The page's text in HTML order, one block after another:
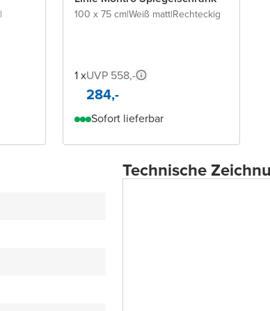
|
100 x 75 cm|Weiß matt|Rechteckig
1 xUVP 558,-
284,-
Sofort lieferbar
Technische